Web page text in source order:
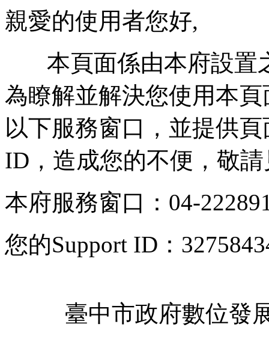
親愛的使用者您好,
本頁面係由本府設置
為瞭解並解決您使用本
以下服務窗口，並提供
ID，造成您的不便，敬
本府服務窗口：04-
您的Support ID：
臺中市政府數位發